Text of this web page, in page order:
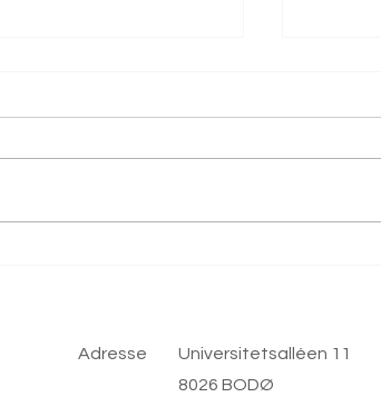
Adresse
Universitetsalléen 11
8026 BODØ